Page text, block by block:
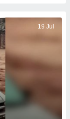
19 Jul